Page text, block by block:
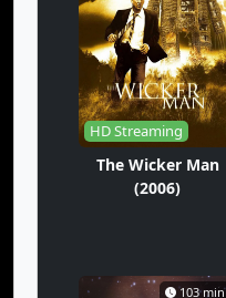
HD Streaming
The Wicker Man
(2006)
103 min